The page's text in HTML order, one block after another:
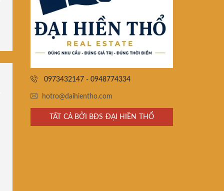
0973432147 - 0948774334
hotro@daihientho.com
TẤT CẢ BỞI BĐS ĐẠI HIỀN THỔ